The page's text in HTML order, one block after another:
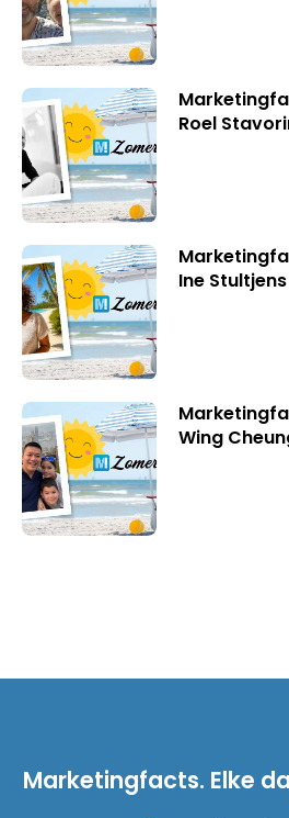
Roel
Ine Stultjens
Wing
Marketingfacts. Elke